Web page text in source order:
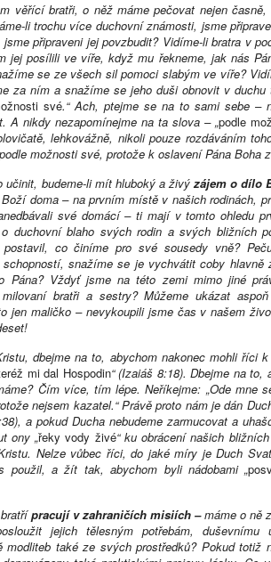
věřící bratři, o něž máme pečovat nejen
li trochu více duchovní známosti, jsme
připraveni jej povzbudit? Vidíme-li bratra v
jej posílili ve víře, když mu řekneme, jak nás
se ze všech sil pomoci slabým ve víře?
za ním a snažíme se jeho duši obnovit v
své.“ Ach, ptejme se na to sami sebe –
A nikdy nezapomínejme na ta slova – „podle
lehkovážně, nikoli pouze rozdáváním
možnosti své, protože k oslavení Pána Boha
učinit, budeme-li mít hluboký a živýzájem o dílo
doma – na prvním místě v našich rodinách,
své domácí – ti mají v tomto ohledu
duchovní blaho svých rodin a svých bližních
postavil, co činíme pro své sousedy vně?
snažíme se je vychvátit coby hlavně
Pána? Vždyť jsme na této zemi mimo jiné
bratři a sestry? Můžeme ukázat
jen maličko – nevykoupili jsme čas v našem
dbejme na to, abychom nakonec mohli říci
mi dal Hospodin“ (Izaiáš 8:18). Dbejme na to,
Čím více, tím lépe. Neříkejme: „Ode mne
nejsem kazatel.“ Právě proto nám je dán
a pokud Ducha nebudeme zarmucovat a
ony „řeky vody živé“ ku obrácení našich
Nelze vůbec říci, do jaké míry je Duch
použil, a žít tak, abychom byli nádobami „
pracují v zahraničích misiích –máme o ně
jejich tělesným potřebám, duševnímu
modliteb také ze svých prostředků? Pokud totiž